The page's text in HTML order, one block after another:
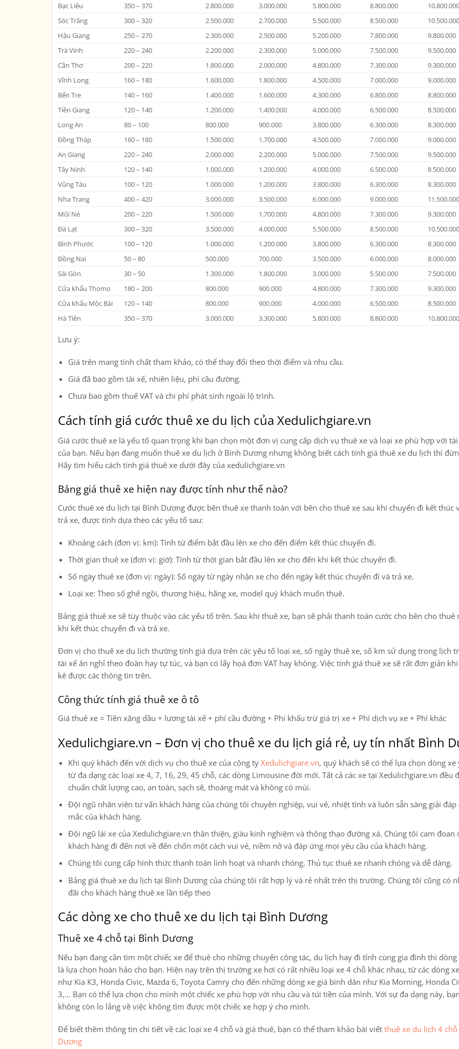
Bạc Liêu
350 – 370 2.800.000 3.000.000 5.800.000 8.800.000
10.800.000
Sóc Trăng
300 – 320 2.500.000 2.700.000 5.500.000 8.500.000
10.500.000
Hậu Giang
250 – 270 2.300.000 2.500.000 5.200.000 7.800.000
9.800.000
Trà Vinh
220 – 240 2.200.000 2.300.000 5.000.000 7.500.000
9.500.000
Cần Thơ
200 – 220 1.800.000 2.000.000 4.800.000 7.300.000
9.300.000
Vĩnh Long
160 – 180 1.600.000 1.800.000 4.500.000 7.000.000
9.000.000
Bến Tre
140 – 160 1.400.000 1.600.000 4.300.000 6.800.000
8.800.000
Tiền Giang
120 – 140 1.200.000 1.400.000 4.000.000 6.500.000
8.500.000
Long An
80 – 100 800.000 900.000 3.800.000 6.300.000
8.300.000
Đồng Tháp
160 – 180 1.500.000 1.700.000 4.500.000 7.000.000
9.000.000
An Giang
220 – 240 2.000.000 2.200.000 5.000.000 7.500.000
9.500.000
Tây Ninh
120 – 140 1.000.000 1.200.000 4.000.000 6.500.000
8.500.000
Vũng Tàu
100 – 120 1.000.000 1.200.000 3.800.000 6.300.000
8.300.000
Nha Trang
400 – 420 3.000.000 3.500.000 6.000.000 9.000.000
11.500.000
Mũi Né
200 – 220 1.500.000 1.700.000 4.800.000 7.300.000
9.300.000
Đà Lạt
300 – 320 3.500.000 4.000.000 5.500.000 8.500.000
10.500.000
Bình Phước
100 – 120 1.000.000 1.200.000 3.800.000 6.300.000
8.300.000
Đồng Nai
50 – 80 500.000 700.000 3.500.000 6.000.000
8.000.000
Sài Gòn
30 – 50 1.300.000 1.800.000 3.000.000 5.500.000
7.500.000
Cửa khẩu Thomo
180 – 200 800.000 900.000 4.800.000 7.300.000
9.300.000
Cửa khẩu Mộc Bài
120 – 140 800.000 900.000 4.000.000 6.500.000
8.500.000
Hà Tiên
350 – 370 3.000.000 3.300.000 5.800.000 8.800.000 10.800.000
Lưu ý:
Giá trên mang tính chất tham khảo, có thể thay đổi theo thời điểm và nhu cầu.
Giá đã bao gồm tài xế, nhiên liệu, phí cầu đường.
Chưa bao gồm thuế VAT và chi phí phát sinh ngoài lộ trình.
Cách tính giá cước thuê xe du lịch của Xedulichgiare.vn
Giá cước thuê xe là yếu tố quan trọng khi bạn chọn một đơn vị cung cấp dịch vụ thuê xe và loại xe phù hợp với
của bạn. Nếu bạn đang muốn thuê xe du lịch ở Bình Dương nhưng không biết cách tính giá thuê xe du lịch thì
Hãy tìm hiểu cách tính giá thuê xe dưới đây của xedulichgiare.vn
Bảng giá thuê xe hiện nay được tính như thế nào?
Cước thuê xe du lịch tại Bình Dương được bên thuê xe thanh toán với bên cho thuê xe sau khi chuyến đi kết thúc
trả xe, được tính dựa theo các yếu tố sau:
Khoảng cách (đơn vị: km): Tính từ điểm bắt đầu lên xe cho đến điểm kết thúc chuyến đi.
Thời gian thuê xe (đơn vị: giờ): Tính từ thời gian bắt đầu lên xe cho đến khi kết thúc chuyến đi.
Số ngày thuê xe (đơn vị: ngày): Số ngày từ ngày nhận xe cho đến ngày kết thúc chuyến đi và trả xe.
Loại xe: Theo số ghế ngồi, thương hiệu, hãng xe, model quý khách muốn thuê.
Bảng giá thuê xe sẽ tùy thuộc vào các yếu tố trên. Sau khi thuê xe, bạn sẽ phải thanh toán cước cho bên cho thuê
khi kết thúc chuyến đi và trả xe.
Đơn vị cho thuê xe du lịch thường tính giá dựa trên các yếu tố loại xe, số ngày thuê xe, số km sử dụng trong lịch
tài xế ăn nghỉ theo đoàn hay tự túc, và bạn có lấy hoá đơn VAT hay không. Việc tính giá thuê xe sẽ rất đơn giản
kê được các thông tin trên.
Công thức tính giá thuê xe ô tô
Giá thuê xe = Tiền xăng dầu + lương tài xế + phí cầu đường + Phí khấu trừ giá trị xe + Phí dịch vụ xe + Phí khác
Xedulichgiare.vn – Đơn vị cho thuê xe du lịch giá rẻ, uy tín nhất Bình
Khi quý khách đến với dịch vụ cho thuê xe của công ty Xedulichgiare.vn, quý khách sẽ có thể lựa chọn dòng xe
từ đa dạng các loại xe 4, 7, 16, 29, 45 chỗ, các dòng Limousine đời mới. Tất cả các xe tại Xedulichgiare.vn đều
chuẩn chất lượng cao, an toàn, sạch sẽ, thoáng mát và không có mùi.
Đội ngũ nhân viên tư vấn khách hàng của chúng tôi chuyên nghiệp, vui vẻ, nhiệt tình và luôn sẵn sàng giải
mắc của khách hàng.
Đội ngũ lái xe của Xedulichgiare.vn thân thiện, giàu kinh nghiệm và thông thạo đường xá. Chúng tôi cam đoan
khách hàng đi đến nơi về đến chốn một cách vui vẻ, niềm nở và đáp ứng mọi yêu cầu của khách hàng.
Chúng tôi cung cấp hình thức thanh toán linh hoạt và nhanh chóng. Thủ tục thuê xe nhanh chóng và dễ dàng.
Bảng giá thuê xe du lịch tại Bình Dương của chúng tôi rất hợp lý và rẻ nhất trên thị trường. Chúng tôi cũng có
đãi cho khách hàng thuê xe lần tiếp theo
Các dòng xe cho thuê xe du lịch tại Bình Dương
Thuê xe 4 chỗ tại Bình Dương
Nếu bạn đang cần tìm một chiếc xe để thuê cho những chuyến công tác, du lịch hay đi tỉnh cùng gia đình thì dòng
là lựa chọn hoàn hảo cho bạn. Hiện nay trên thị trường xe hơi có rất nhiều loại xe 4 chỗ khác nhau, từ các dòng
như Kia K3, Honda Civic, Mazda 6, Toyota Camry cho đến những dòng xe giá bình dân như Kia Morning, Honda
3,… Bạn có thể lựa chọn cho mình một chiếc xe phù hợp với nhu cầu và túi tiền của mình. Với sự đa dạng này,
không còn lo lắng về việc không tìm được một chiếc xe hợp ý cho mình.
Để biết thêm thông tin chi tiết về các loại xe 4 chỗ và giá thuê, bạn có thể tham khảo bài viết thuê xe du lịch 4
Dương